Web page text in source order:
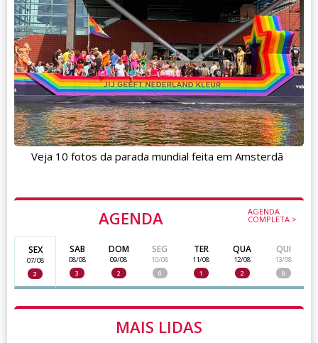
AGENDA AGENDA
COMPLETA >
SEX
07/08
2
SAB
08/08
3
DOM
09/08
2
SEG
10/08
0
TER
11/08
1
QUA
12/08
2
QUI
13/08
0
MAIS LIDAS
Veja 10 fotos da parada mundial feita em Amsterdã